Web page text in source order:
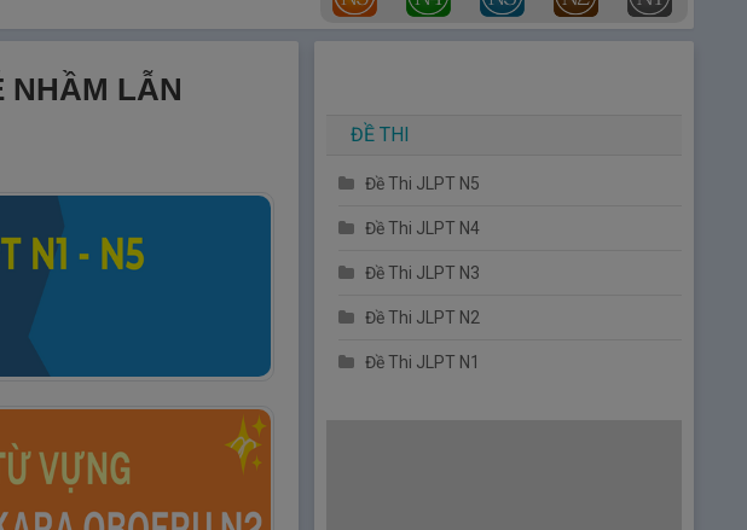
NHẦM LẪN
ĐỀ THI
Đề Thi JLPT N5
Đề Thi JLPT N4
Đề Thi JLPT N3
Đề Thi JLPT N2
Đề Thi JLPT N1